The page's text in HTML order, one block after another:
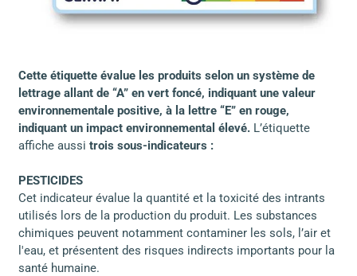
Cette étiquette évalue les produits selon un système de
lettrage allant de “A” en vert foncé, indiquant une valeur
environnementale positive, à la lettre “E” en rouge,
indiquant un impact environnemental élevé. L’étiquette
affiche aussi trois sous-indicateurs :
PESTICIDES
Cet indicateur évalue la quantité et la toxicité des intrants
utilisés lors de la production du produit. Les substances
chimiques peuvent notamment contaminer les sols, l’air et
l'eau, et présentent des risques indirects importants pour la
santé humaine.